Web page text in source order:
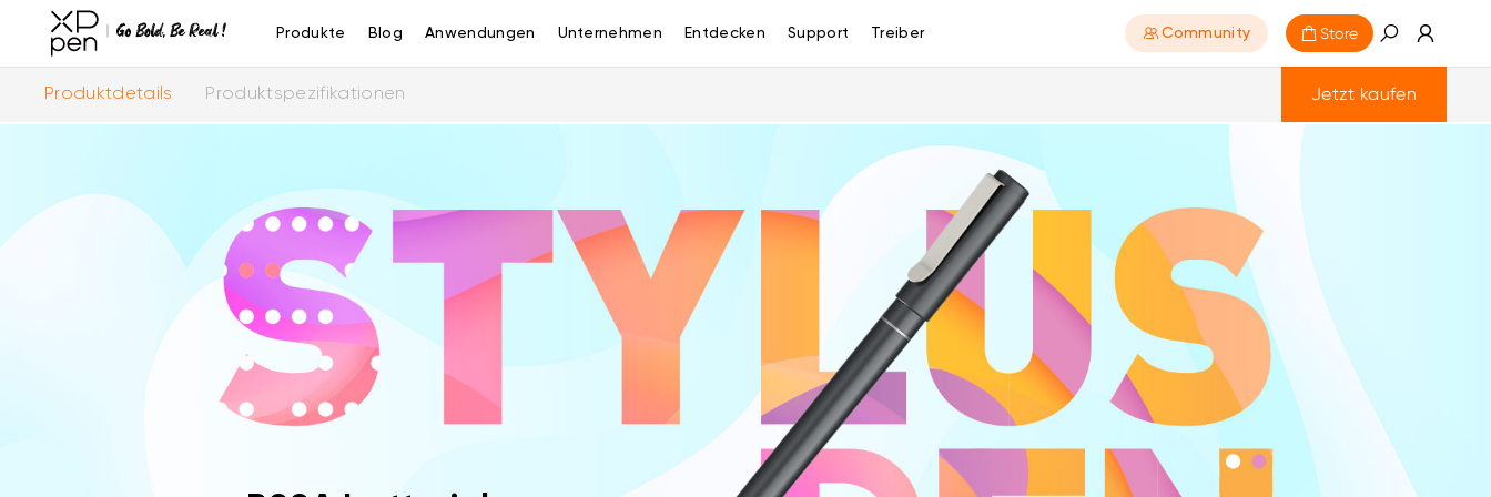
Produkte Blog Anwendungen Unternehmen Entdecken Support Treiber Community Store
Produktdetails Produktspezifikationen Jetzt kaufen